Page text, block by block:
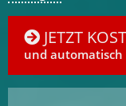
JETZT
und automatisch